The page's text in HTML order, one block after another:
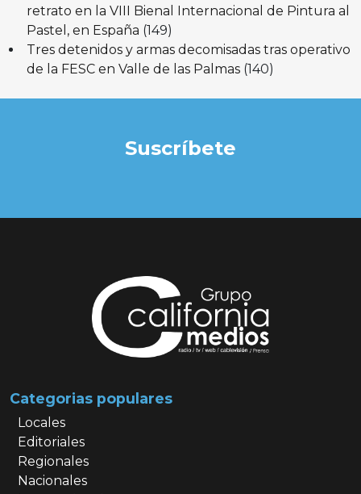
retrato en la VIII Bienal Internacional de Pintura al
Pastel, en España (149)
Tres detenidos y armas decomisadas tras operativo
de la FESC en Valle de las Palmas (140)
Suscríbete
Categorias populares
Locales
Editoriales
Regionales
Nacionales